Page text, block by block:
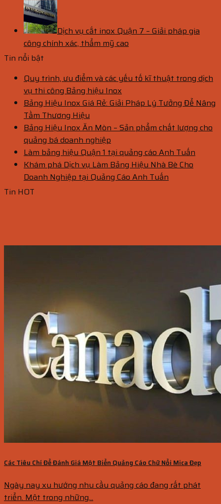
Dịch vụ cắt inox Quận 7 – Giải pháp gia
công chính xác, thẩm mỹ cao
Tin nổi bật
Quy trình, ưu điểm và các yếu tố kĩ thuật trong dịch
vụ thi công Bảng hiệu Inox
Bảng Hiệu Inox Giá Rẻ: Giải Pháp Lý Tưởng Để Nâng
Tầm Thương Hiệu
Bảng Hiệu Inox Ăn Mòn – Sản phẩm chất lượng cho
quảng bá doanh nghiệp
Làm bảng hiệu Quận 1 tại quảng cáo Anh Tuấn
Khám phá Dịch vụ Làm Bảng Hiệu Nhà Bè Cho
Doanh Nghiệp tại Quảng Cáo Anh Tuấn
Tin HOT
Các Tiêu Chí Để Đánh Giá Một Biển Quảng Cáo Chữ Nổi Mica Đẹp
Ngày nay xu hướng nhu cầu quảng cáo đang rất phát
triển. Một trong những...